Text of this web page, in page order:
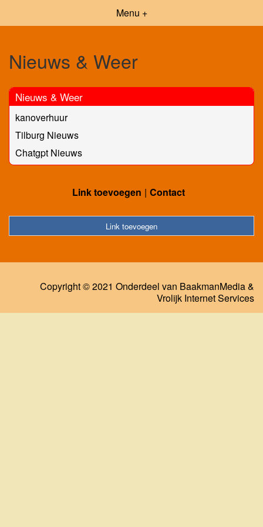
Menu +
Nieuws & Weer
Nieuws & Weer
kanoverhuur
Tilburg Nieuws
Chatgpt Nieuws
Link toevoegen Contact
Link toevoegen
Copyright © 2021 Onderdeel van BaakmanMedia&
Vrolijk Internet Services